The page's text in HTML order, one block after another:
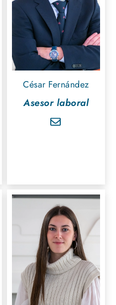
César Fernández
Asesor laboral